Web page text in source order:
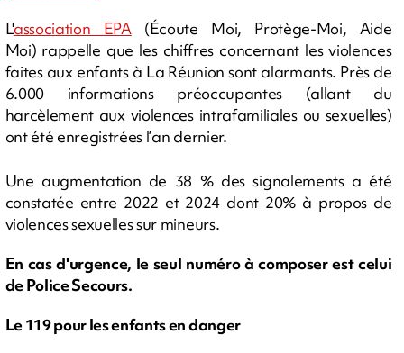
L'association EPA(Écoute Moi, Protège-Moi, Aide
Moi) rappelle que les chiffres concernant les violences
faites aux enfants à La Réunion sont alarmants. Près de
6.000 informations préoccupantes (allant du
harcèlement aux violences intrafamiliales ou sexuelles)
ont été enregistrées l’an dernier.
Une augmentation de 38 % des signalements a été
constatée entre 2022 et 2024 dont 20% à propos de
violences sexuelles sur mineurs.
En cas d'urgence, le seul numéro à composer est celui
de Police Secours.
Le 119 pour les enfants en danger